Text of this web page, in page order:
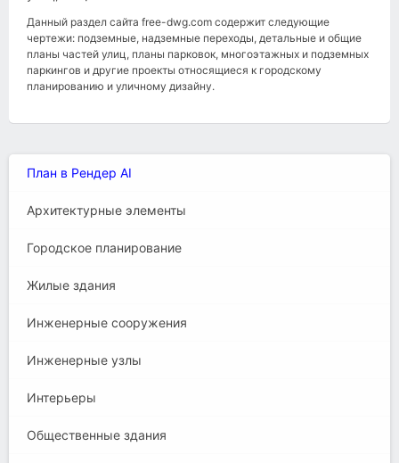
Данный раздел сайта free-dwg.com содержит следующие
чертежи: подземные, надземные переходы, детальные и общие
планы частей улиц, планы парковок, многоэтажных и подземных
паркингов и другие проекты относящиеся к городскому
планированию и уличному дизайну.
План в Рендер AI
Архитектурные элементы
Городское планирование
Жилые здания
Инженерные сооружения
Инженерные узлы
Интерьеры
Общественные здания